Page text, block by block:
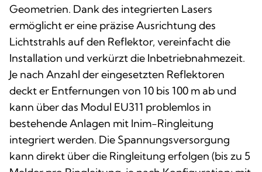
Geometrien. Dank des integrierten Lasers
ermöglicht er eine präzise Ausrichtung des
Lichtstrahls auf den Reflektor, vereinfacht die
Installation und verkürzt die Inbetriebnahmezeit.
Je nach Anzahl der eingesetzten Reflektoren
deckt er Entfernungen von 10 bis 100 m ab und
kann über das Modul EU311 problemlos in
bestehende Anlagen mit Inim-Ringleitung
integriert werden. Die Spannungsversorgung
kann direkt über die Ringleitung erfolgen (bis zu 5